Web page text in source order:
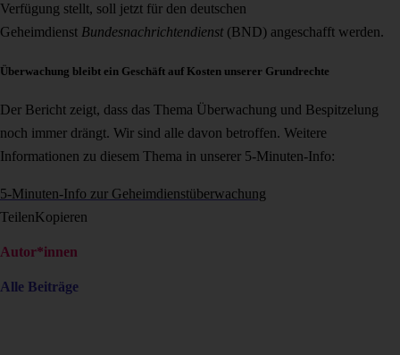
Verfügung stellt, soll jetzt für den deutschen
Geheimdienst Bundesnachrichtendienst(BND) angeschafft werden.
Überwachung bleibt ein Geschäft auf Kosten unserer Grundrechte
Der Bericht zeigt, dass das Thema Überwachung und Bespitzelung
noch immer drängt. Wir sind alle davon betroffen. Weitere
Informationen zu diesem Thema in unserer 5-Minuten-Info:
5-Minuten-Info zur Geheimdienstüberwachung
TeilenKopieren
Autor*innen
Alle Beiträge